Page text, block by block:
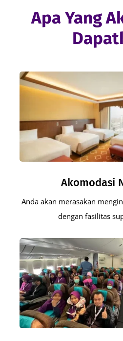
Apa Yang
Akomodasi
Anda akan merasakan
dengan fasilitas